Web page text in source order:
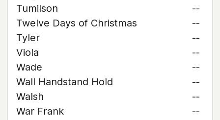
Tumilson
--
Twelve Days of Christmas
--
Tyler
--
Viola
--
Wade
--
Wall Handstand Hold
--
Walsh
--
War Frank
--